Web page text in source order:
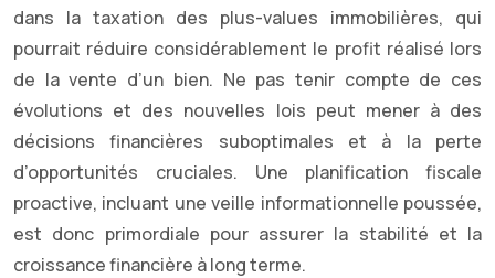
dans la taxation des plus-values immobilières, qui
pourrait réduire considérablement le profit réalisé lors
de la vente d’un bien. Ne pas tenir compte de ces
évolutions et des nouvelles lois peut mener à des
décisions financières suboptimales et à la perte
d’opportunités cruciales. Une planification fiscale
proactive, incluant une veille informationnelle poussée,
est donc primordiale pour assurer la stabilité et la
croissance financière à long terme.